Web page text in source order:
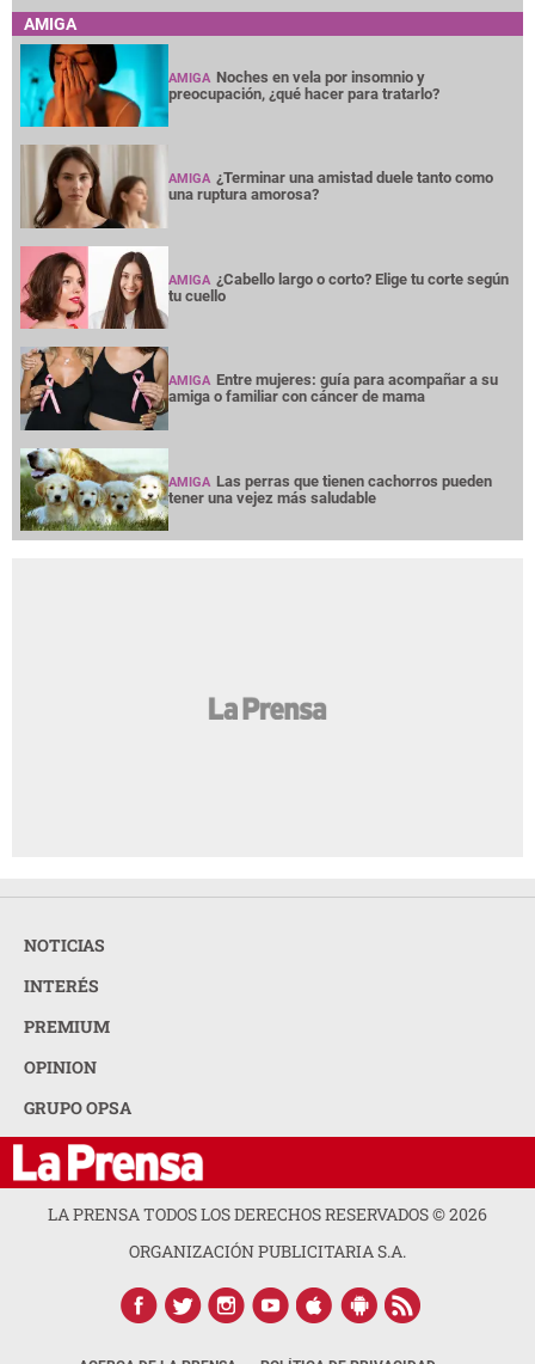
AMIGA
AMIGA Noches en vela por insomnio y
preocupación, ¿qué hacer para tratarlo?
AMIGA ¿Terminar una amistad duele tanto como
una ruptura amorosa?
AMIGA ¿Cabello largo o corto? Elige tu corte según
tu cuello
AMIGA Entre mujeres: guía para acompañar a su
amiga o familiar con cáncer de mama
AMIGA Las perras que tienen cachorros pueden
tener una vejez más saludable
NOTICIAS
INTERÉS
PREMIUM
OPINION
GRUPO OPSA
LA PRENSA TODOS LOS DERECHOS RESERVADOS ©2026
ORGANIZACIÓN PUBLICITARIA S.A.